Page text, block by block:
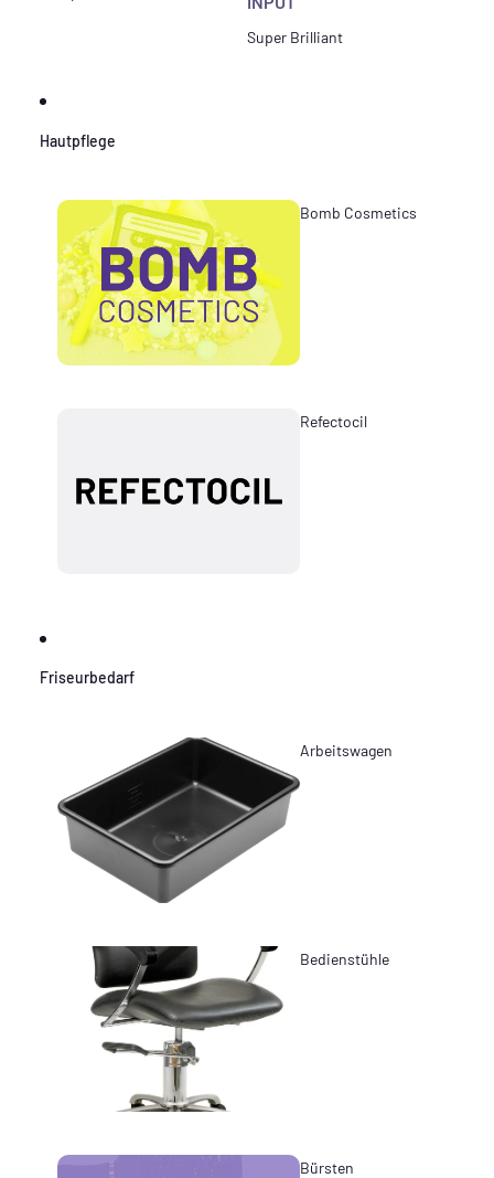
Super Brilliant
Hautpflege
Bomb Cosmetics
Refectocil
Friseurbedarf
Arbeitswagen
Bedienstühle
Bürsten